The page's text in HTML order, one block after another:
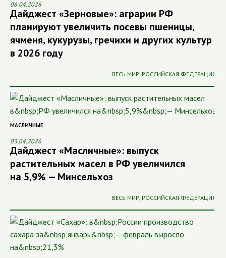
06.04.2026
Дайджест «Зерновые»: аграрии РФ
планируют увеличить посевы пшеницы,
ячменя, кукурузы, гречихи и других культур
в 2026 году
ВЕСЬ МИР, РОССИЙСКАЯ ФЕДЕРАЦИЯ
МАСЛИЧНЫЕ
03.04.2026
Дайджест «Масличные»: выпуск
растительных масел в РФ увеличился
на 5,9% — Минсельхоз
ВЕСЬ МИР, РОССИЙСКАЯ ФЕДЕРАЦИЯ